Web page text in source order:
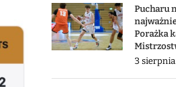
Pucharu
Porażka
3